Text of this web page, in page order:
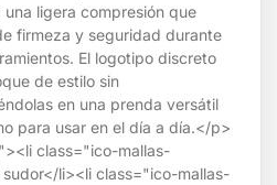
ligera compresión que
firmeza y seguridad durante
El logotipo discreto
de estilo sin
en una prenda versátil
para usar en el día a día.</p>
class="ico-mallas-
li><li class="ico-mallas-